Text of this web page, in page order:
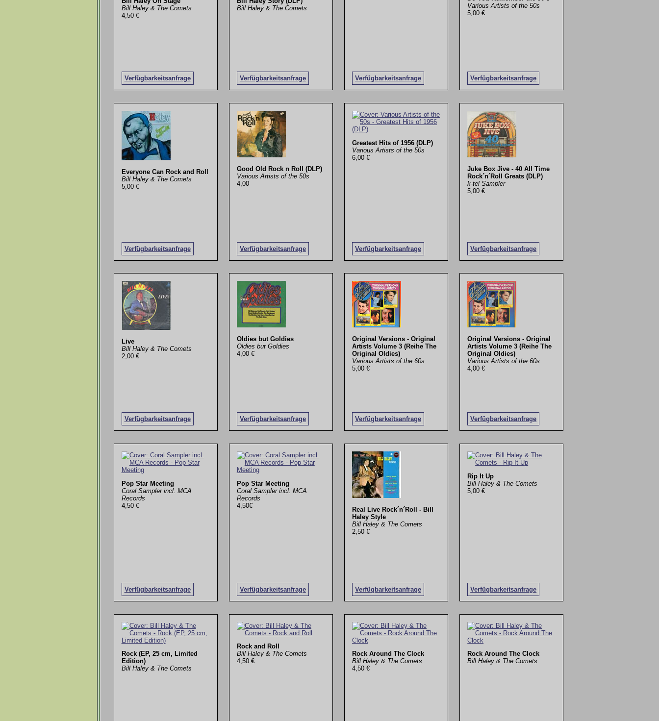
Bill Haley & The Comets
4,50 €
Verfügbarkeitsanfrage
Bill Haley & The Comets
Verfügbarkeitsanfrage Verfügbarkeitsanfrage
Various Artists of the 50s
5,00 €
Verfügbarkeitsanfrage
Everyone Can Rock and Roll
Bill Haley & The Comets
5,00 €
Verfügbarkeitsanfrage
Good Old Rock n Roll (DLP)
Various Artists of the 50s
4,00
Verfügbarkeitsanfrage
Greatest Hits of 1956 (DLP)
Various Artists of the 50s
6,00 €
Verfügbarkeitsanfrage
Juke Box Jive - 40 All Time
Rock´n´Roll Greats (DLP)
k-tel Sampler
5,00 €
Verfügbarkeitsanfrage
Live
Bill Haley & The Comets
2,00 €
Verfügbarkeitsanfrage
Oldies but Goldies
Oldies but Goldies
4,00 €
Verfügbarkeitsanfrage
Original Versions - Original
Artists Volume 3 (Reihe The
Original Oldies)
Various Artists of the 60s
5,00 €
Verfügbarkeitsanfrage
Original Versions - Original
Artists Volume 3 (Reihe The
Original Oldies)
Various Artists of the 60s
4,00 €
Verfügbarkeitsanfrage
Pop Star Meeting
Coral Sampler incl. MCA
Records
4,50 €
Verfügbarkeitsanfrage
Pop Star Meeting
Coral Sampler incl. MCA
Records
4,50€
Verfügbarkeitsanfrage
Real Live Rock´n´Roll - Bill
Haley Style
Bill Haley & The Comets
2,50 €
Verfügbarkeitsanfrage
Rip It Up
Bill Haley & The Comets
5,00 €
Verfügbarkeitsanfrage
Rock (EP, 25 cm, Limited
Edition)
Bill Haley & The Comets
Rock and Roll
Bill Haley & The Comets
4,50 €
Rock Around The Clock
Bill Haley & The Comets
4,50 €
Rock Around The Clock
Bill Haley & The Comets